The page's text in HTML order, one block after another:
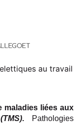
maladies liées aux
. Pathologies